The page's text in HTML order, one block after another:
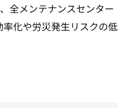
全メンテナンスセンター
化や労災発生リスクの低